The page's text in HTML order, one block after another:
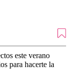
este verano
para hacerte la